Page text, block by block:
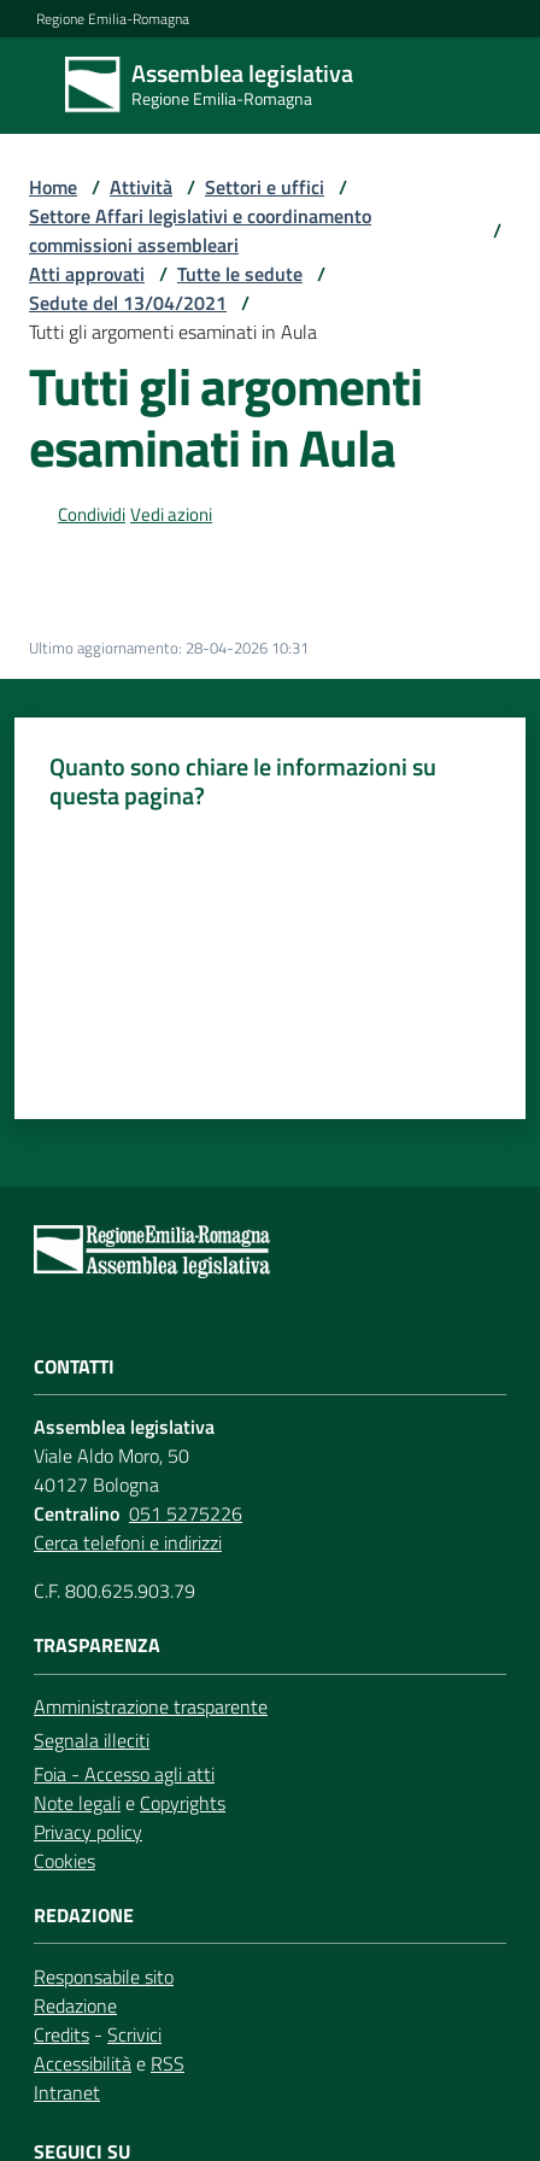
Vai al contenuto
Vai alla navigazione
Vai al footer
Regione Emilia-Romagna
Assemblea legislativa
Regione Emilia-Romagna
Assemblea
legislativa
Regione Emilia-
Assemblea
Attività
Argomenti
cittadini
Home / Attività / Settori e uffici /
Settore Affari legislativi e coordinamento
commissioni assembleari
/
Atti approvati / Tutte le sedute /
Sedute del 13/04/2021 /
Tutti gli argomenti esaminati in Aula
Tutti gli argomenti
esaminati in Aula
CondividiVedi azioni
Ultimo aggiornamento: 28-04-2026 10:31
Quanto sono chiare le informazioni su
questa pagina?
CONTATTI
Assemblea legislativa
Viale Aldo Moro, 50
40127 Bologna
Centralino 051 5275226
Cerca telefoni e indirizzi
C.F. 800.625.903.79
TRASPARENZA
Amministrazione trasparente
Segnala illeciti
Foia - Accesso agli atti
Note legalie Copyrights
Privacy policy
Cookies
REDAZIONE
Responsabile sito
Redazione
Credits - Scrivici
Accessibilitàe RSS
Intranet
SEGUICI SU